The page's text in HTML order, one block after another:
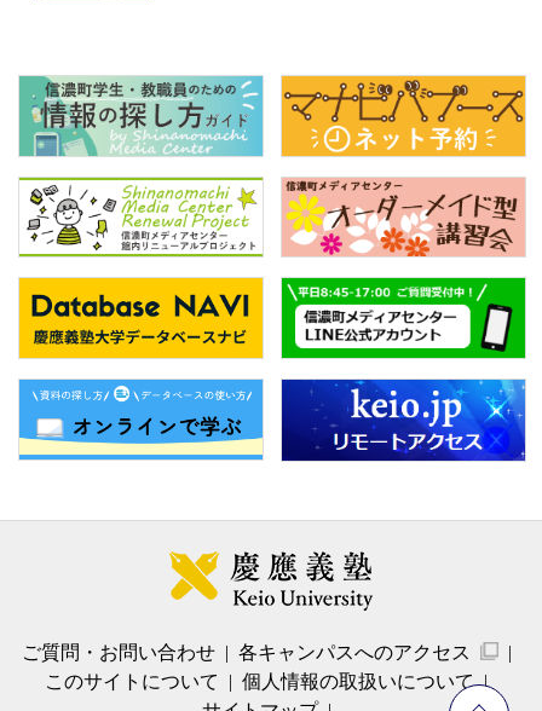
ご質問・お問い合わせ
各キャンパスへのアクセス
このサイトについて
個人情報の取扱いについて